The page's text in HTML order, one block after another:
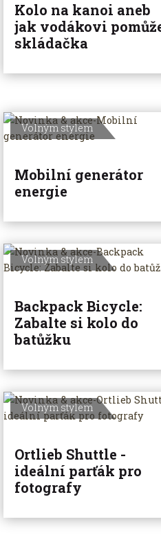
Kolo na kanoi aneb
jak vodákovi
skládačka
Volným stylem
Mobilní generátor
energie
Volným stylem
Backpack Bicycle:
Zabalte si kolo do
batůžku
Volným stylem
Ortlieb Shuttle -
ideální parťák pro
fotografy